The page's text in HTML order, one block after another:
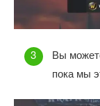
Вы
пока мы